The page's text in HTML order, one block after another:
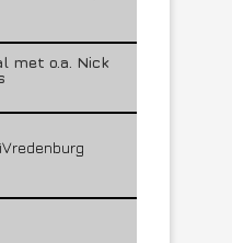
met o.a. Nick